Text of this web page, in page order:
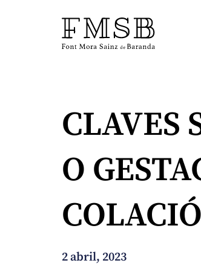
Font Mora Sainz de
Equipo
Servicios
Noticias
CLAVES
O
2 abril, 2023